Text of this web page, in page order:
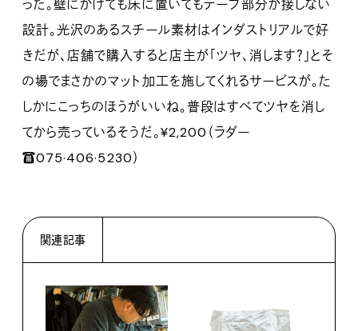
った。壁にかけても床に置いてもテープ部分が接しない
設計。光沢のあるスチール素材はインダストリアルで好
きだが、店舗で購入すると店主が「ツヤ、消します？」とそ
の場でまさかのマット加工を施してくれるサービスが。た
しかにこっちのほうがいいね。普段はすべてツヤを消し
てから売っているそうだ。¥2,200（ラダー
☎075·406·5230）
関連記事